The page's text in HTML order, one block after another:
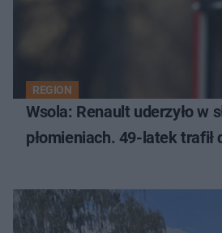
REGION
Wsola: Renault uderzyło w
płomieniach. 49-latek trafił